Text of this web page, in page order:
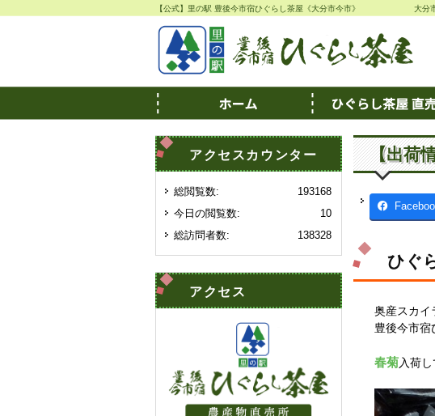
【公式】里の駅 豊後今市宿ひぐらし茶屋《大分市今市》 大分
【出荷
ひぐ
奥産スカイ
豊後今市宿
春菊入荷し
アクセスカウンター
193168
総閲覧数:
10
今日の閲覧数:
138328
総訪問者数:
アクセス